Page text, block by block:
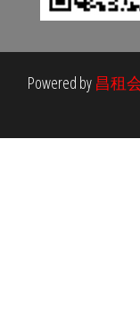
Powered by 昌租